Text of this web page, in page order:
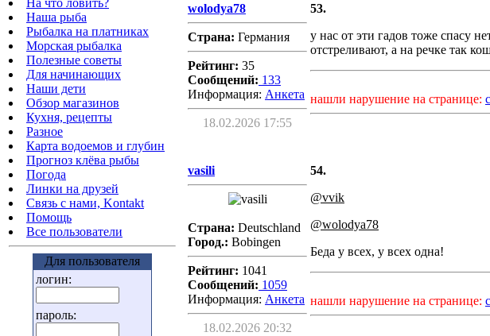
На что ловить?
Наша рыба
Рыбалка на платниках
Морская рыбалка
Полезные советы
Для начинающих
Наши дети
Обзор магазинов
Кухня, рецепты
Разное
Карта водоемов и глубин
Прогноз клёва рыбы
Погода
Линки на друзей
Связь с нами, Kontakt
Помощь
Все пользователи
Для пользователя
логин:
пароль:
wolodya78
Страна: Германия
Рейтинг: 35
Сообщений: 133
Информация: Aнкета
18.02.2026 17:55
53.
у нас от эти гадов тоже спасу
отстреливают, а на речке так
нашли нарушение на странице:
vasili
Страна: Deutschland
Город.: Bobingen
Рейтинг: 1041
Сообщений: 1059
Информация: Aнкета
18.02.2026 20:32
54.
@vvik
@wolodya78
Беда у всех, у всех одна!
нашли нарушение на странице: